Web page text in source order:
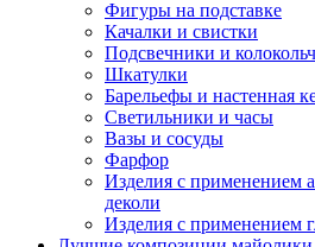
Фигуры на подставке
Качалки и свистки
Подсвечники и
Шкатулки
Барельефы и настенная
Светильники и часы
Вазы и сосуды
Фарфор
Изделия с применением
деколи
Изделия с применением